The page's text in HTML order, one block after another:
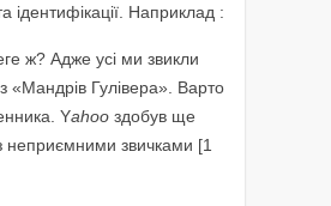
ідентифікації. Наприклад :
ж? Адже усі ми звикли
«Мандрів Гулівера». Варто
Yahoo здобув ще
неприємними звичками [1